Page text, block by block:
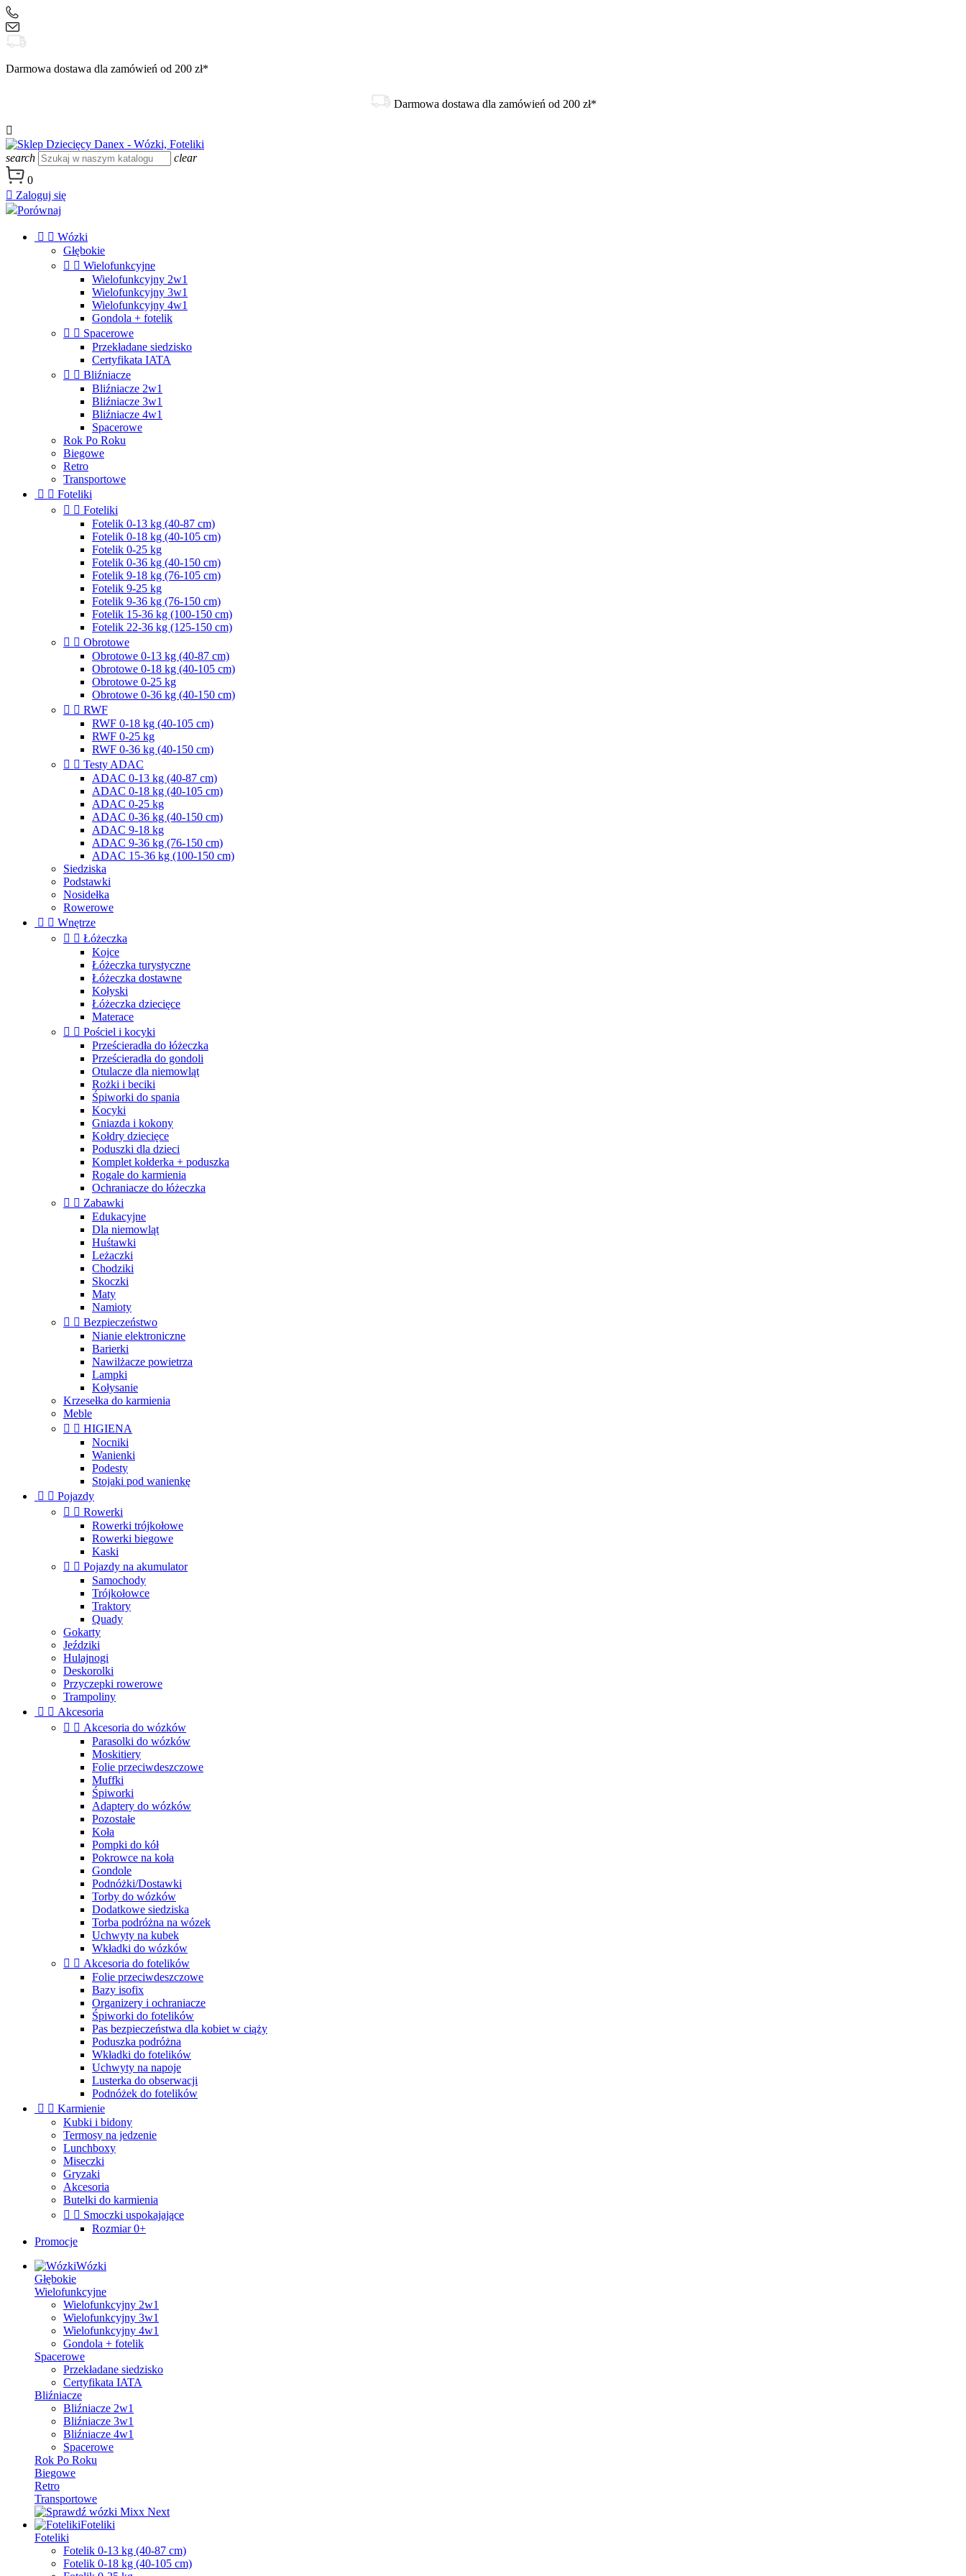
Darmowa dostawa dla zamówień od 200 zł*
Darmowa dostawa dla zamówień od 200 zł*

search
clear
0
 Zaloguj się
Porównaj
  Wózki
Głębokie
  Wielofunkcyjne
Wielofunkcyjny 2w1
Wielofunkcyjny 3w1
Wielofunkcyjny 4w1
Gondola + fotelik
  Spacerowe
Przekładane siedzisko
Certyfikata IATA
  Bliźniacze
Bliźniacze 2w1
Bliźniacze 3w1
Bliźniacze 4w1
Spacerowe
Rok Po Roku
Biegowe
Retro
Transportowe
  Foteliki
  Foteliki
Fotelik 0-13 kg (40-87 cm)
Fotelik 0-18 kg (40-105 cm)
Fotelik 0-25 kg
Fotelik 0-36 kg (40-150 cm)
Fotelik 9-18 kg (76-105 cm)
Fotelik 9-25 kg
Fotelik 9-36 kg (76-150 cm)
Fotelik 15-36 kg (100-150 cm)
Fotelik 22-36 kg (125-150 cm)
  Obrotowe
Obrotowe 0-13 kg (40-87 cm)
Obrotowe 0-18 kg (40-105 cm)
Obrotowe 0-25 kg
Obrotowe 0-36 kg (40-150 cm)
  RWF
RWF 0-18 kg (40-105 cm)
RWF 0-25 kg
RWF 0-36 kg (40-150 cm)
  Testy ADAC
ADAC 0-13 kg (40-87 cm)
ADAC 0-18 kg (40-105 cm)
ADAC 0-25 kg
ADAC 0-36 kg (40-150 cm)
ADAC 9-18 kg
ADAC 9-36 kg (76-150 cm)
ADAC 15-36 kg (100-150 cm)
Siedziska
Podstawki
Nosidełka
Rowerowe
  Wnętrze
  Łóżeczka
Kojce
Łóżeczka turystyczne
Łóżeczka dostawne
Kołyski
Łóżeczka dziecięce
Materace
  Pościel i kocyki
Prześcieradła do łóżeczka
Prześcieradła do gondoli
Otulacze dla niemowląt
Rożki i beciki
Śpiworki do spania
Kocyki
Gniazda i kokony
Kołdry dziecięce
Poduszki dla dzieci
Komplet kołderka + poduszka
Rogale do karmienia
Ochraniacze do łóżeczka
  Zabawki
Edukacyjne
Dla niemowląt
Huśtawki
Leżaczki
Chodziki
Skoczki
Maty
Namioty
  Bezpieczeństwo
Nianie elektroniczne
Barierki
Nawilżacze powietrza
Lampki
Kołysanie
Krzesełka do karmienia
Meble
  HIGIENA
Nocniki
Wanienki
Podesty
Stojaki pod wanienkę
  Pojazdy
  Rowerki
Rowerki trójkołowe
Rowerki biegowe
Kaski
  Pojazdy na akumulator
Samochody
Trójkołowce
Traktory
Quady
Gokarty
Jeździki
Hulajnogi
Deskorolki
Przyczepki rowerowe
Trampoliny
  Akcesoria
  Akcesoria do wózków
Parasolki do wózków
Moskitiery
Folie przeciwdeszczowe
Muffki
Śpiworki
Adaptery do wózków
Pozostałe
Koła
Pompki do kół
Pokrowce na koła
Gondole
Podnóżki/Dostawki
Torby do wózków
Dodatkowe siedziska
Torba podróżna na wózek
Uchwyty na kubek
Wkładki do wózków
  Akcesoria do fotelików
Folie przeciwdeszczowe
Bazy isofix
Organizery i ochraniacze
Śpiworki do fotelików
Pas bezpieczeństwa dla kobiet w ciąży
Poduszka podróżna
Wkładki do fotelików
Uchwyty na napoje
Lusterka do obserwacji
Podnóżek do fotelików
  Karmienie
Kubki i bidony
Termosy na jedzenie
Lunchboxy
Miseczki
Gryzaki
Akcesoria
Butelki do karmienia
  Smoczki uspokajające
Rozmiar 0+
Promocje
Wózki
Głębokie
Wielofunkcyjne
Wielofunkcyjny 2w1
Wielofunkcyjny 3w1
Wielofunkcyjny 4w1
Gondola + fotelik
Spacerowe
Przekładane siedzisko
Certyfikata IATA
Bliźniacze
Bliźniacze 2w1
Bliźniacze 3w1
Bliźniacze 4w1
Spacerowe
Rok Po Roku
Biegowe
Retro
Transportowe
Foteliki
Foteliki
Fotelik 0-13 kg (40-87 cm)
Fotelik 0-18 kg (40-105 cm)